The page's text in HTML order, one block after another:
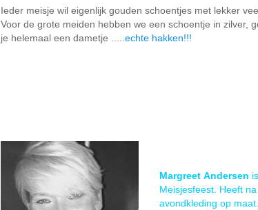
Ieder meisje wil eigenlijk gouden schoentjes met lekker
Voor de grote meiden hebben we een schoentje in zilver,
je helemaal een dametje .....echte hakken!!!
Margreet Andersen
Meisjesfeest. Heeft
avondkleding op